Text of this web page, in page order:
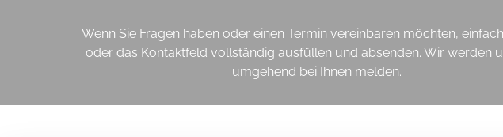
Wenn Sie Fragen haben oder einen Termin vereinbaren möchten,
oder das Kontaktfeld vollständig ausfüllen und absenden. Wir werden
umgehend bei Ihnen melden.